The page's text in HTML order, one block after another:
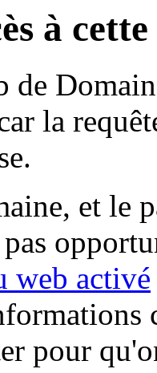
à
de
la
et le
web activé
pour